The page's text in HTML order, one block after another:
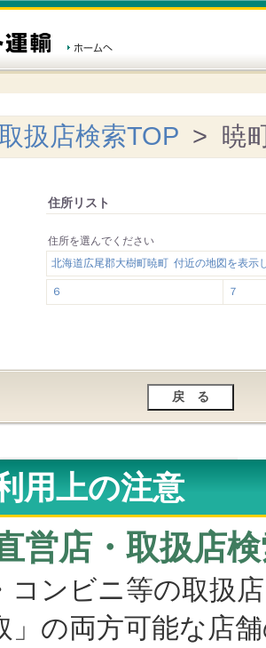
扱店検索TOP > 暁
住所リスト
住所を選んでください
北海道広尾郡大樹町暁町 付近の地図を表示
６ ７
用上の注意
直営店・取扱店
ンビニ等の取扱
」の両方可能な店